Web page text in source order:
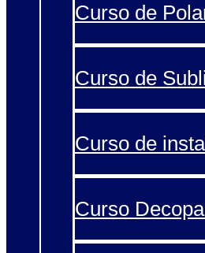
Curso de
Curso de
Curso de
Curso